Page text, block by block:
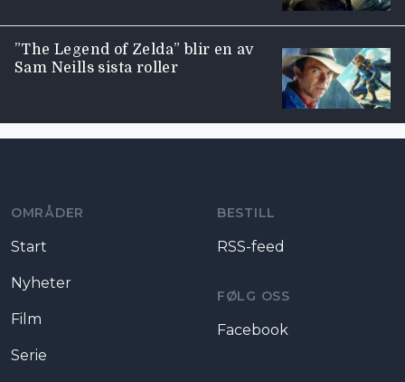
”The Legend of Zelda” blir en av
Sam Neills sista roller
OMRÅDER
Start
Nyheter
Film
Serie
BESTILL
RSS-feed
FØLG OSS
Facebook